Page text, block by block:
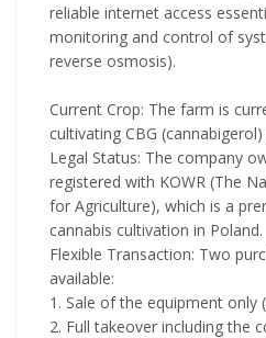
reliable internet access
monitoring and control of
reverse osmosis).
Current Crop: The farm is
cultivating CBG
Legal Status: The company
registered with KOWR (The
for Agriculture), which is a
cannabis cultivation in Poland.
Flexible Transaction: Two
available:
1. Sale of the equipment only
2. Full takeover including the